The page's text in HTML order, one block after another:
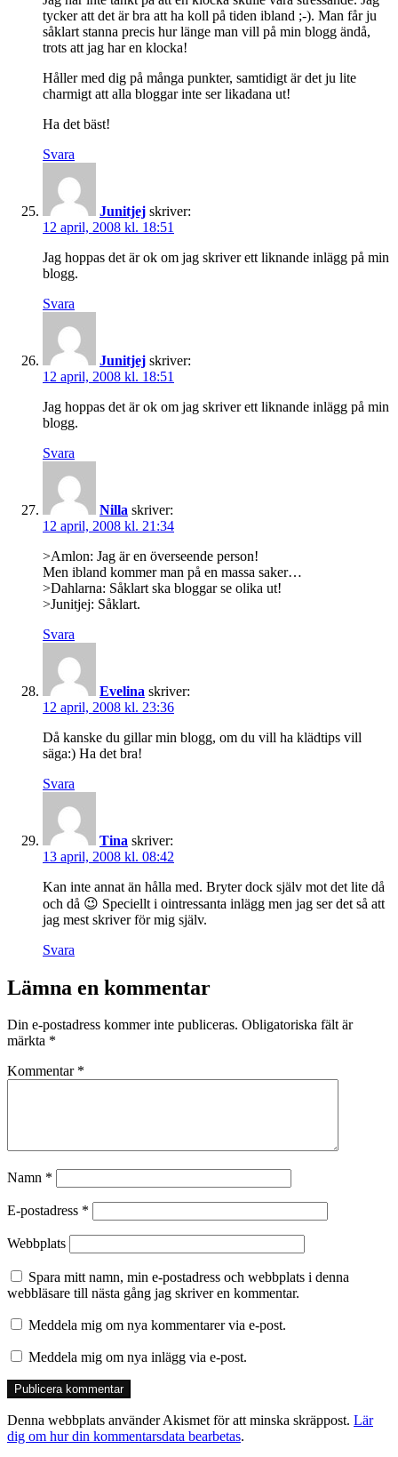
tycker att det är bra att ha koll på tiden ibland ;-). Man får ju
såklart stanna precis hur länge man vill på min blogg ändå,
trots att jag har en klocka!
Håller med dig på många punkter, samtidigt är det ju lite
charmigt att alla bloggar inte ser likadana ut!
Ha det bäst!
Svara
Junitjej skriver:
12 april, 2008 kl. 18:51
Jag hoppas det är ok om jag skriver ett liknande inlägg på min
blogg.
Svara
Junitjej skriver:
12 april, 2008 kl. 18:51
Jag hoppas det är ok om jag skriver ett liknande inlägg på min
blogg.
Svara
Nilla skriver:
12 april, 2008 kl. 21:34
>Amlon: Jag är en överseende person!
Men ibland kommer man på en massa saker…
>Dahlarna: Såklart ska bloggar se olika ut!
>Junitjej: Såklart.
Svara
Evelina skriver:
12 april, 2008 kl. 23:36
Då kanske du gillar min blogg, om du vill ha klädtips vill
säga:) Ha det bra!
Svara
Tina skriver:
13 april, 2008 kl. 08:42
Kan inte annat än hålla med. Bryter dock själv mot det lite då
och då 😉 Speciellt i ointressanta inlägg men jag ser det så att
jag mest skriver för mig själv.
Svara
Lämna en kommentar
Din e-postadress kommer inte publiceras. Obligatoriska fält är
märkta *
Kommentar *
Namn *
E-postadress *
Webbplats
Spara mitt namn, min e-postadress och webbplats i denna
webbläsare till nästa gång jag skriver en kommentar.
Meddela mig om nya kommentarer via e-post.
Meddela mig om nya inlägg via e-post.
Denna webbplats använder Akismet för att minska skräppost. Lär
dig om hur din kommentarsdata bearbetas.